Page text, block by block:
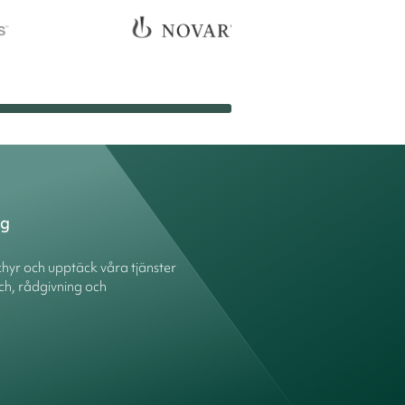
och upptäck våra tjänster
rådgivning och